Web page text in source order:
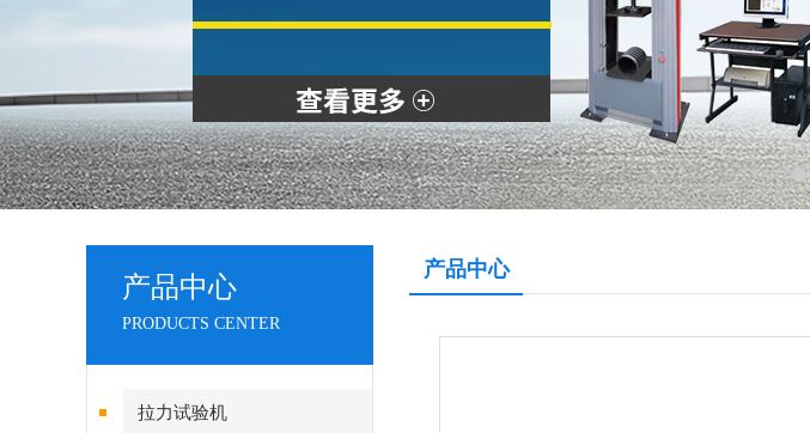
产品中心
PRODUCTS CENTER
拉力试验机
产品中心